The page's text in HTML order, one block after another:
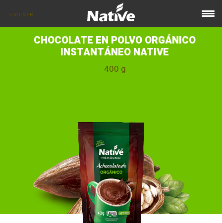
CHOCOLATE EN POLVO ORGÁNICO
INSTANTÁNEO NATIVE
400 g
< VOLVER